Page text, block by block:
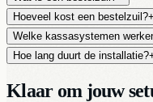
Hoeveel kost een bestelzuil?+
Welke kassasystemen
Hoe lang duurt de installatie?
Klaar om jouw